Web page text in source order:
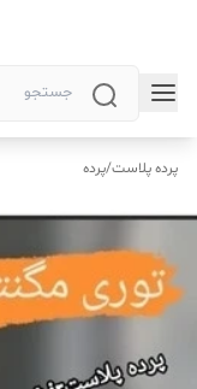
پرده پلاست/پرده